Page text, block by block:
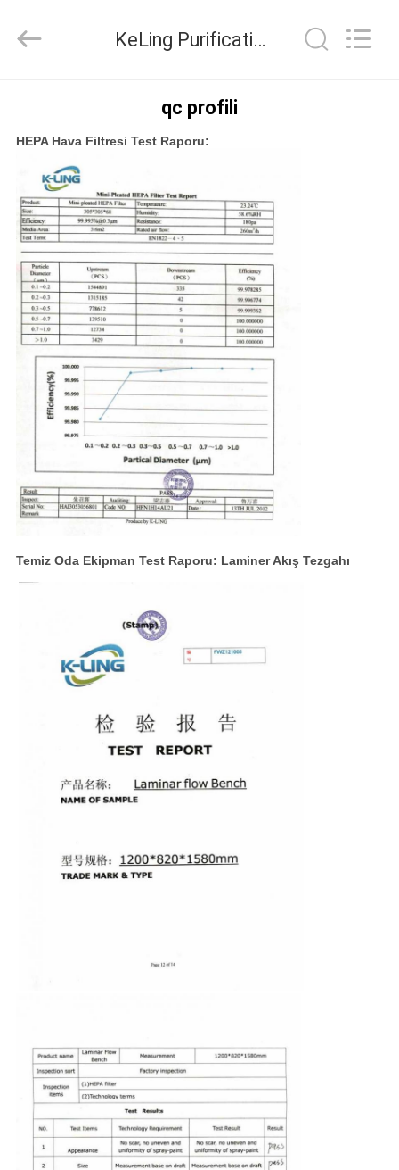
ÜRÜN
BIZIM
HAKKIMIZDA
FABRIKA
TURU
KALITE
KONTROLÜ
BIZIMLE
İLETIŞIM
HABERLER
POLITIKASI
Technology
Company.
KeLing Purification Technology Company Kalite kontrol
qc profili
HEPA Hava Filtresi Test Raporu:
Temiz Oda Ekipman Test Raporu: Laminer Akış Tezgahı